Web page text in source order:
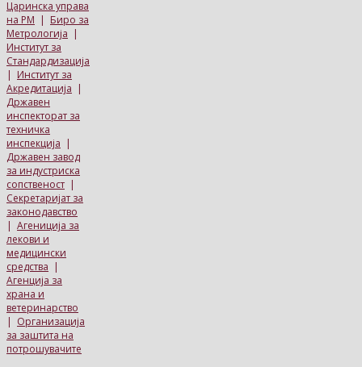
Царинска управа
на РМ | Биро за
Метрологија |
Институт за
Стандардизација
| Институт за
Акредитација |
Државен
инспекторат за
техничка
инспекција |
Државен завод
за индустриска
сопственост |
Секретаријат за
законодавство
| Агениција за
лекови и
медицински
средства |
Агенција за
храна и
ветеринарство
| Организација
за заштита на
потрошувачите